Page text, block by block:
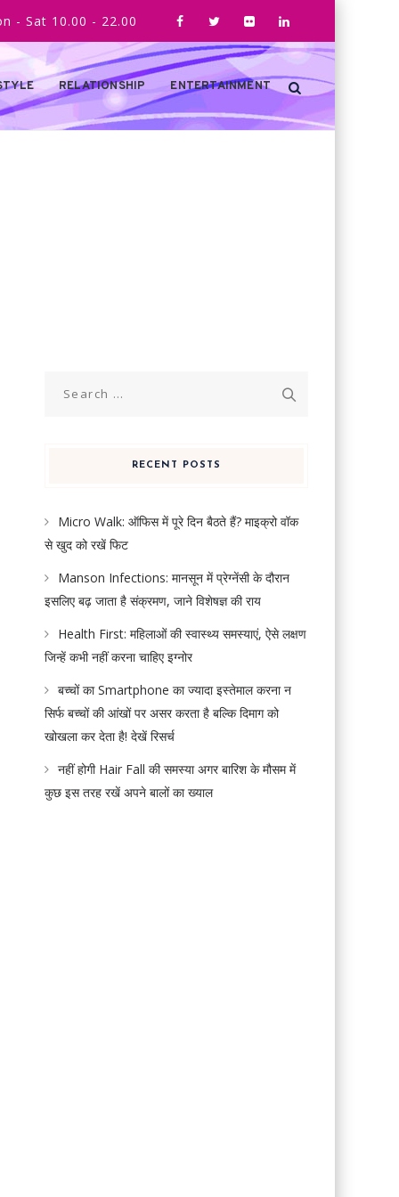
- Sat 10.00 - 22.00
RELATIONSHIP ENTERTAINMENT
RECENT POSTS
Micro Walk: ऑफिस में पूरे दिन बैठते हैं? माइक्रो वॉक
से खुद को रखें फिट
Manson Infections: मानसून में प्रेग्नेंसी के दौरान
इसलिए बढ़ जाता है संक्रमण, जाने विशेषज्ञ की राय
Health First: महिलाओं की स्वास्थ्य समस्याएं, ऐसे लक्षण
जिन्हें कभी नहीं करना चाहिए इग्नोर
बच्चों का Smartphone का ज्यादा इस्तेमाल करना न
सिर्फ बच्चों की आंखों पर असर करता है बल्कि दिमाग को
खोखला कर देता है! देखें रिसर्च
नहीं होगी Hair Fall की समस्या अगर बारिश के मौसम में
कुछ इस तरह रखें अपने बालों का ख्याल